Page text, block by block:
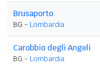
Brusaporto
BG - Lombardia
Carobbio degli Angeli
BG - Lombardia